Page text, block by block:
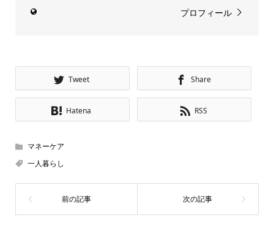
プロフィール
Tweet Share
Hatena RSS
マネーケア
一人暮らし